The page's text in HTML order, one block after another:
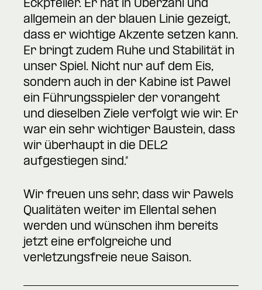
Eckpfeiler. Er hat in Überzahl und
allgemein an der blauen Linie gezeigt,
dass er wichtige Akzente setzen kann.
Er bringt zudem Ruhe und Stabilität in
unser Spiel. Nicht nur auf dem Eis,
sondern auch in der Kabine ist Pawel
ein Führungsspieler der vorangeht
und dieselben Ziele verfolgt wie wir. Er
war ein sehr wichtiger Baustein, dass
wir überhaupt in die DEL2
aufgestiegen sind.“
Wir freuen uns sehr, dass wir Pawels
Qualitäten weiter im Ellental sehen
werden und wünschen ihm bereits
jetzt eine erfolgreiche und
verletzungsfreie neue Saison.